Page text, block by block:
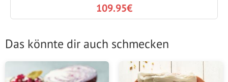
109.95€
Das könnte dir auch schmecken